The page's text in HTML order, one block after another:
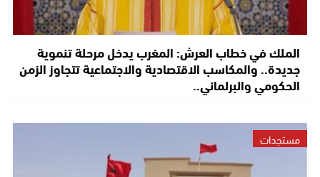
الملك في خطاب العرش: المغرب يدخل مرحلة تنموية
جديدة.. والمكاسب الاقتصادية والاجتماعية تتجاوز الزمن
الحكومي والبرلماني..
مستجدات